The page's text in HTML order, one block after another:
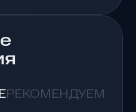
РЕКОМЕНДУЕМЫЕ